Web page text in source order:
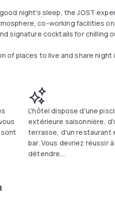
night's sleep, the JOST
co-working facilities
signature cocktails for chilling
of places to live and share night
sont
L'hôtel dispose d'une
extérieure saisonnière,
terrasse, d'un restaurant
bar. Vous devriez réussir
détendre...